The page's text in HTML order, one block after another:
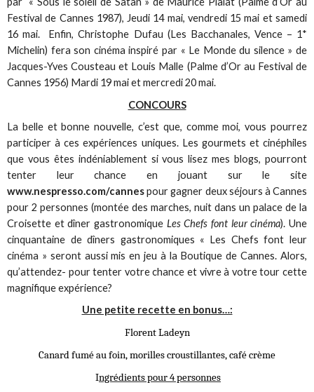
Festival de Cannes 1987), Jeudi 14 mai, vendredi 15 mai et samedi
16 mai. Enfin, Christophe Dufau (Les Bacchanales, Vence – 1*
Michelin) fera son cinéma inspiré par « Le Monde du silence » de
Jacques-Yves Cousteau et Louis Malle (Palme d’Or au Festival de
Cannes 1956) Mardi 19 mai et mercredi 20 mai.
CONCOURS
La belle et bonne nouvelle, c’est que, comme moi, vous pourrez
participer à ces expériences uniques. Les gourmets et cinéphiles
que vous êtes indéniablement si vous lisez mes blogs, pourront
tenter leur chance en jouant sur le site
www.nespresso.com/cannespour gagner deux séjours à Cannes
pour 2 personnes (montée des marches, nuit dans un palace de la
Croisette et dîner gastronomique Les Chefs font leur cinéma). Une
cinquantaine de dîners gastronomiques « Les Chefs font leur
cinéma » seront aussi mis en jeu à la Boutique de Cannes. Alors,
qu’attendez- pour tenter votre chance et vivre à votre tour cette
magnifique expérience?
Une petite recette en bonus…:
Florent Ladeyn
Canard fumé au foin, morilles croustillantes, café crème
Ingrédients pour 4 personnes